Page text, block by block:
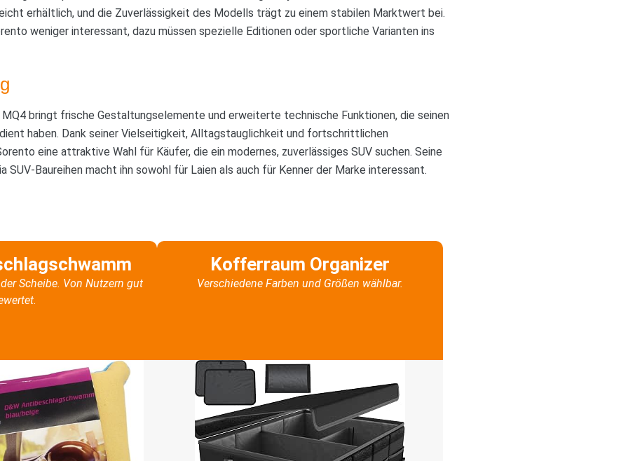
erhältlich, und die Zuverlässigkeit des Modells trägt zu einem stabilen Marktwert bei.
weniger interessant, dazu müssen spezielle Editionen oder sportliche Varianten ins
bringt frische Gestaltungselemente und erweiterte technische Funktionen, die seinen
haben. Dank seiner Vielseitigkeit, Alltagstauglichkeit und fortschrittlichen
eine attraktive Wahl für Käufer, die ein modernes, zuverlässiges SUV suchen. Seine
SUV-Baureihen macht ihn sowohl für Laien als auch für Kenner der Marke interessant.
Scheibe. Von Nutzern gut
Kofferraum Organizer
Verschiedene Farben und Größen wählbar.